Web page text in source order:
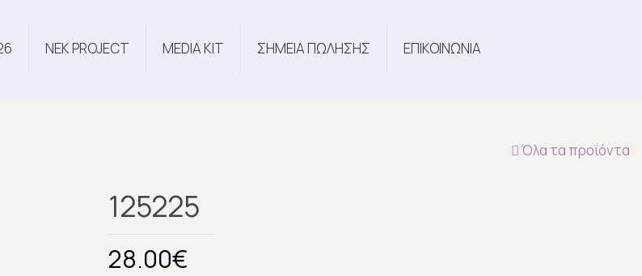
NEK PROJECT MEDIA KIT ΣΗΜΕΙΑ ΠΩΛΗΣΗΣ ΕΠΙΚΟΙΝΩΝΙΑ
Όλα τα προϊόντα
125225
28.00€